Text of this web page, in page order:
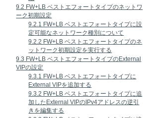
9.2 FW+LB ベストエフォートタイプのネットワ
ーク初期設定
9.2.1 FW+LB ベストエフォートタイプに設
定可能なネットワーク種別について
9.2.2 FW+LB ベストエフォートタイプのネ
ットワーク初期設定を実行する
9.3 FW+LB ベストエフォートタイプのExternal
VIPの設定
9.3.1 FW+LB ベストエフォートタイプに
External VIPを追加する
9.3.2 FW+LB ベストエフォートタイプに追
加したExternal VIPのIPv4アドレスの逆引
きを編集する